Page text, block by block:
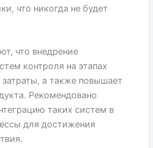
что никогда не будет
что внедрение
контроля на этапах
а также повышает
Рекомендовано
таких систем в
для достижения